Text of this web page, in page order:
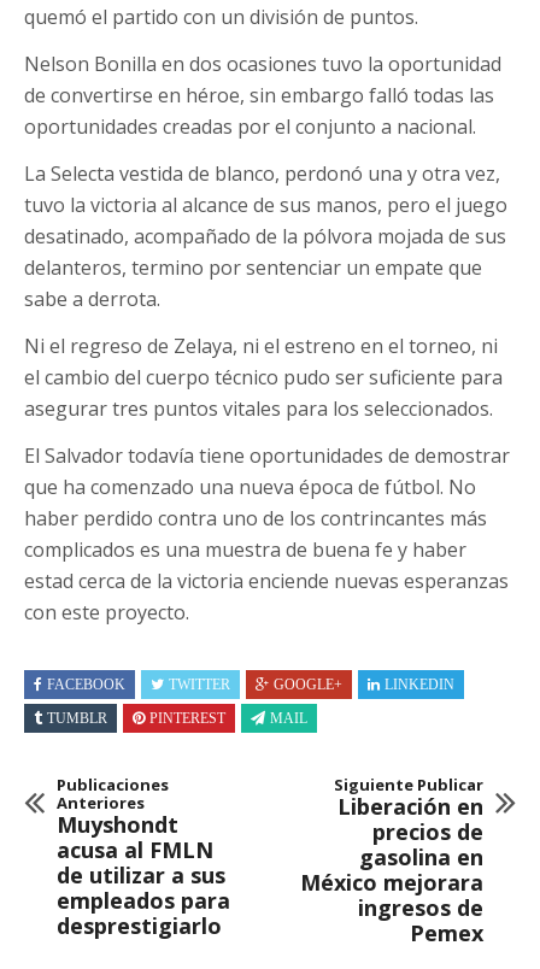
quemó el partido con un división de puntos.
Nelson Bonilla en dos ocasiones tuvo la oportunidad
de convertirse en héroe, sin embargo falló todas las
oportunidades creadas por el conjunto a nacional.
La Selecta vestida de blanco, perdonó una y otra vez,
tuvo la victoria al alcance de sus manos, pero el juego
desatinado, acompañado de la pólvora mojada de sus
delanteros, termino por sentenciar un empate que
sabe a derrota.
Ni el regreso de Zelaya, ni el estreno en el torneo, ni
el cambio del cuerpo técnico pudo ser suficiente para
asegurar tres puntos vitales para los seleccionados.
El Salvador todavía tiene oportunidades de demostrar
que ha comenzado una nueva época de fútbol. No
haber perdido contra uno de los contrincantes más
complicados es una muestra de buena fe y haber
estad cerca de la victoria enciende nuevas esperanzas
con este proyecto.
FACEBOOK TWITTER GOOGLE+
LINKEDIN
TUMBLR
PINTEREST MAIL
Publicaciones
Anteriores
Muyshondt
acusa al FMLN
de utilizar a sus
empleados para
desprestigiarlo
Siguiente Publicar
Liberación en
precios de
gasolina en
México mejorara
ingresos de
Pemex